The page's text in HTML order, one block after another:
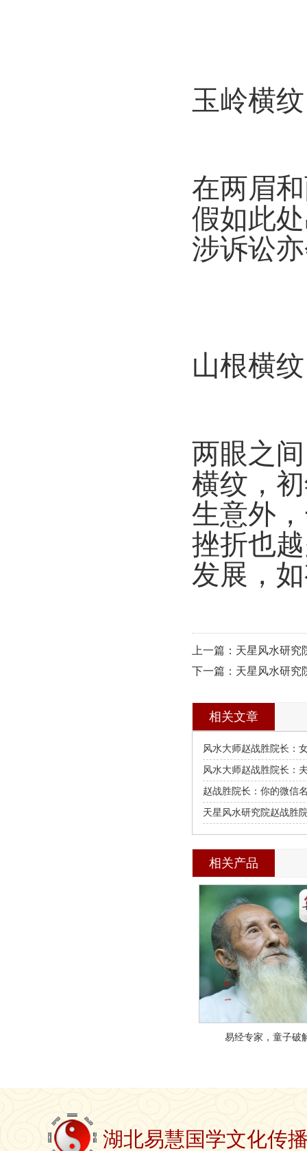
玉岭横纹
在两眉
假如此
涉诉讼
山根横纹
两眼之
横纹，
生意外
挫折也
发展，
上一篇：天星风水研
下一篇：天星风水研究
相关文章
风水大师赵战胜院长：
十条标准
风水大师赵战胜院长：
不和的居家风水
赵战胜院长：你的微信
性格
天星风水研究院赵战胜
劫?八字看桃花
相关产品
易经专家，童子破
湖北易慧国学文化传